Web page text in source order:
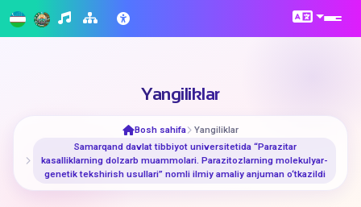
Yangiliklar
Bosh sahifa
Yangiliklar
​Samarqand davlat tibbiyot universitetida “Parazitar
kasalliklarning dolzarb muammolari. Parazitozlarning molekulyar-
genetik tekshirish usullari” nomli ilmiy amaliy anjuman o‘tkazildi